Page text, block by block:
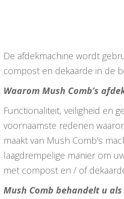
De afdekmachine wordt
compost en dekaarde in de
Waarom Mush Comb’s
Functionaliteit, veiligheid en
voornaamste redenen
maakt van Mush Comb’s
laagdrempelige manier om
met compost en / of
Mush Comb behandelt u